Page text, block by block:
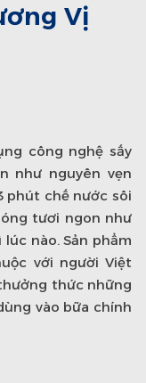
Vị
công nghệ sấy
như nguyên vẹn
phút chế nước sôi
tươi ngon như
nào. Sản phẩm
với người Việt
thức những
vào bữa chính
Vị
công nghệ sấy
như nguyên vẹn
phút chế nước sôi
tươi ngon như
nào. Sản phẩm
với người Việt
thức những
vào bữa chính